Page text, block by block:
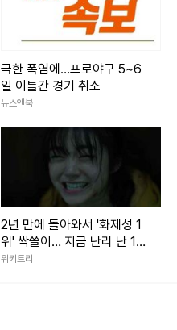
극한 폭염에…프로야구 5~6
일 이틀간 경기 취소
뉴스앤북
2년 만에 돌아와서 '화제성 1
위' 싹쓸이… 지금 난리 난 19
금 한국 드라마
위키트리